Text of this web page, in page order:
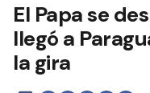
El Papa se
llegó a
la gira